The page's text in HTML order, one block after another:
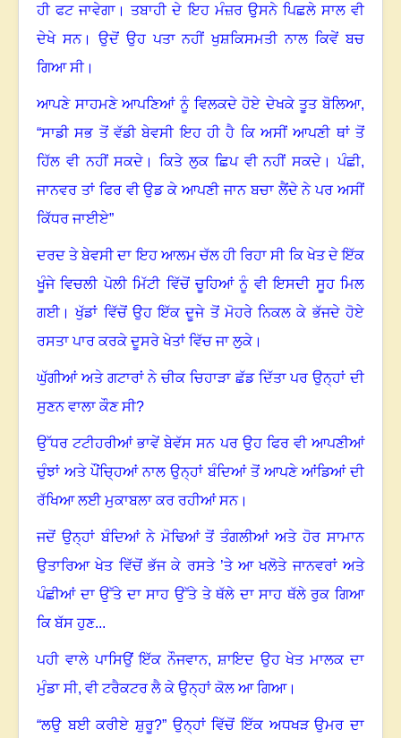
ਹੀ ਫਟ ਜਾਵੇਗਾ ।ਤਬਾਹੀ ਦੇ ਇਹ ਮੰਜ਼ਰ ਉਸਨੇ ਪਿਛਲੇ ਸਾਲ ਵੀ
ਦੇਖੇ ਸਨ। ਉਦੋਂ ਉਹ ਪਤਾ ਨਹੀਂ ਖੁਸ਼ਕਿਸਮਤੀ ਨਾਲ ਕਿਵੇਂ ਬਚ
ਗਿਆ ਸੀ।
ਆਪਣੇ ਸਾਹਮਣੇ ਆਪਣਿਆਂ ਨੂੰ ਵਿਲਕਦੇ ਹੋਏ ਦੇਖਕੇ ਤੂਤ ਬੋਲਿਆ,
“ਸਾਡੀ ਸਭ ਤੋਂ ਵੱਡੀ ਬੇਵਸੀ ਇਹ ਹੀ ਹੈ ਕਿ ਅਸੀਂ ਆਪਣੀ ਥਾਂ ਤੋਂ
ਹਿੱਲ ਵੀ ਨਹੀਂ ਸਕਦੇ ।ਕਿਤੇ ਲੁਕ ਛਿਪ ਵੀ ਨਹੀਂ ਸਕਦੇ ।ਪੰਛੀ,
ਜਾਨਵਰ ਤਾਂ ਫਿਰ ਵੀ ਉਡ ਕੇ ਆਪਣੀ ਜਾਨ ਬਚਾ ਲੈਂਦੇ ਨੇ ਪਰ ਅਸੀਂ
ਕਿੱਧਰ ਜਾਈਏ”
ਦਰਦ ਤੇ ਬੇਵਸੀ ਦਾ ਇਹ ਆਲਮ ਚੱਲ ਹੀ ਰਿਹਾ ਸੀ ਕਿ ਖੇਤ ਦੇ ਇੱਕ
ਖੂੰਜੇ ਵਿਚਲੀ ਪੋਲੀ ਮਿੱਟੀ ਵਿੱਚੋਂ ਚੂਹਿਆਂ ਨੂੰ ਵੀ ਇਸਦੀ ਸੂਹ ਮਿਲ
ਗਈ।ਖੁੱਡਾਂ ਵਿੱਚੋਂ ਉਹ ਇੱਕ ਦੂਜੇ ਤੋਂ ਮੋਹਰੇ ਨਿਕਲ ਕੇ ਭੱਜਦੇ ਹੋਏ
ਰਸਤਾ ਪਾਰ ਕਰਕੇ ਦੂਸਰੇ ਖੇਤਾਂ ਵਿੱਚ ਜਾ ਲੁਕੇ।
ਘੁੱਗੀਆਂ ਅਤੇ ਗਟਾਰਾਂ ਨੇ ਚੀਕ ਚਿਹਾੜਾ ਛੱਡ ਦਿੱਤਾ ਪਰ ਉਨ੍ਹਾਂ ਦੀ
ਸੁਣਨ ਵਾਲਾ ਕੌਣ ਸੀ?
ਉੱਧਰ ਟਟੀਹਰੀਆਂ ਭਾਵੇਂ ਬੇਵੱਸ ਸਨ ਪਰ ਉਹ ਫਿਰ ਵੀ ਆਪਣੀਆਂ
ਚੁੰਝਾਂ ਅਤੇ ਪੌਂਚ੍ਹਿਆਂ ਨਾਲ ਉਨ੍ਹਾਂ ਬੰਦਿਆਂ ਤੋਂ ਆਪਣੇ ਆਂਡਿਆਂ ਦੀ
ਰੱਖਿਆ ਲਈ ਮੁਕਾਬਲਾ ਕਰ ਰਹੀਆਂ ਸਨ।
ਜਦੋਂ ਉਨ੍ਹਾਂ ਬੰਦਿਆਂ ਨੇ ਮੋਢਿਆਂ ਤੋਂ ਤੰਗਲੀਆਂ ਅਤੇ ਹੋਰ ਸਾਮਾਨ
ਉਤਾਰਿਆ ਖੇਤ ਵਿੱਚੋਂ ਭੱਜ ਕੇ ਰਸਤੇ ’ਤੇ ਆ ਖਲੋਤੇ ਜਾਨਵਰਾਂ ਅਤੇ
ਪੰਛੀਆਂ ਦਾ ਉੱਤੇ ਦਾ ਸਾਹ ਉੱਤੇ ਤੇ ਥੱਲੇ ਦਾ ਸਾਹ ਥੱਲੇ ਰੁਕ ਗਿਆ
ਕਿ ਬੱਸ ਹੁਣ...
ਪਹੀ ਵਾਲੇ ਪਾਸਿਉਂ ਇੱਕ ਨੌਜਵਾਨ, ਸ਼ਾਇਦ ਉਹ ਖੇਤ ਮਾਲਕ ਦਾ
ਮੁੰਡਾ ਸੀ, ਵੀ ਟਰੈਕਟਰ ਲੈ ਕੇ ਉਨ੍ਹਾਂ ਕੋਲ ਆ ਗਿਆ।
“ਲਉ ਬਈ ਕਰੀਏ ਸ਼ੁਰੂ?” ਉਨ੍ਹਾਂ ਵਿੱਚੋਂ ਇੱਕ ਅਧਖੜ ਉਮਰ ਦਾ